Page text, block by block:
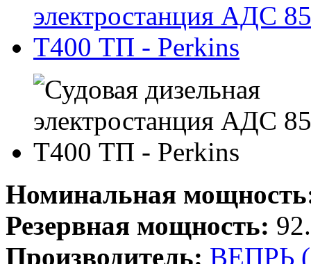
Номинальная
Резервная мощность:
Производитель: ВЕПРЬ